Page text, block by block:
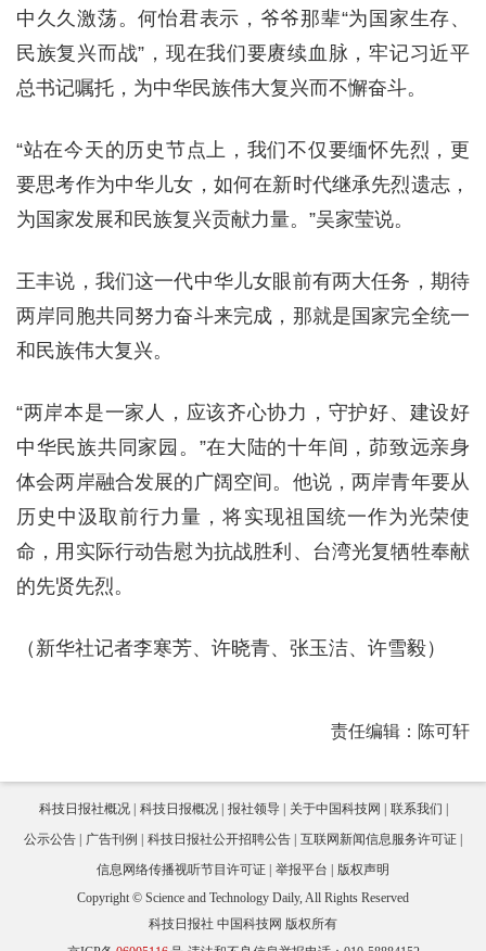
中久久激荡。何怡君表示，爷爷那辈“为国家生存、
民族复兴而战”，现在我们要赓续血脉，牢记习近平
总书记嘱托，为中华民族伟大复兴而不懈奋斗。
“站在今天的历史节点上，我们不仅要缅怀先烈，更
要思考作为中华儿女，如何在新时代继承先烈遗志，
为国家发展和民族复兴贡献力量。”吴家莹说。
王丰说，我们这一代中华儿女眼前有两大任务，期待
两岸同胞共同努力奋斗来完成，那就是国家完全统一
和民族伟大复兴。
“两岸本是一家人，应该齐心协力，守护好、建设好
中华民族共同家园。”在大陆的十年间，茆致远亲身
体会两岸融合发展的广阔空间。他说，两岸青年要从
历史中汲取前行力量，将实现祖国统一作为光荣使
命，用实际行动告慰为抗战胜利、台湾光复牺牲奉献
的先贤先烈。
（新华社记者李寒芳、许晓青、张玉洁、许雪毅）
责任编辑：陈可轩
科技日报社概况 科技日报概况 报社领导 关于中国科技网
联系我们
公示公告
广告刊例 科技日报社公开招聘公告
互联网新闻信息服务许可证
信息网络传播视听节目许可证
举报平台
版权声明
Copyright © Science and Technology Daily, All Rights Reserved
科技日报社 中国科技网 版权所有